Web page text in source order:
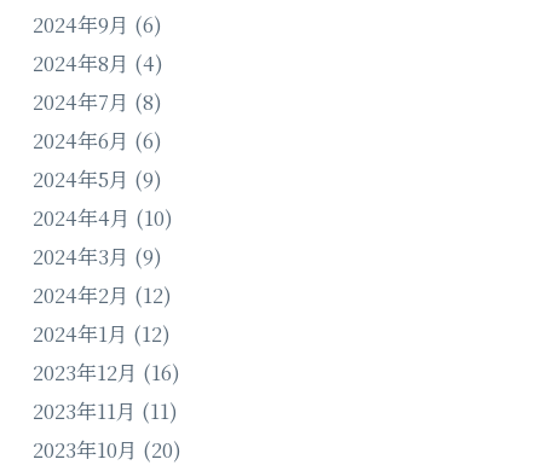
2024年9月 (6)
2024年8月 (4)
2024年7月 (8)
2024年6月 (6)
2024年5月 (9)
2024年4月 (10)
2024年3月 (9)
2024年2月 (12)
2024年1月 (12)
2023年12月 (16)
2023年11月 (11)
2023年10月 (20)